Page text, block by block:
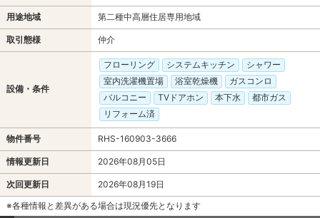
用途地域 第二種中高層住居専用地域
取引態様 仲介
設備・条件
フローリング システムキッチン
シャワー
室内洗濯機置場
浴室乾燥機
ガスコンロ
バルコニー
TVドアホン 本下水
都市ガス
リフォーム済
物件番号 RHS-160903-3666
情報更新日 2026年08月05日
次回更新日
2026年08月19日
※各種情報と差異がある場合は現況優先となります